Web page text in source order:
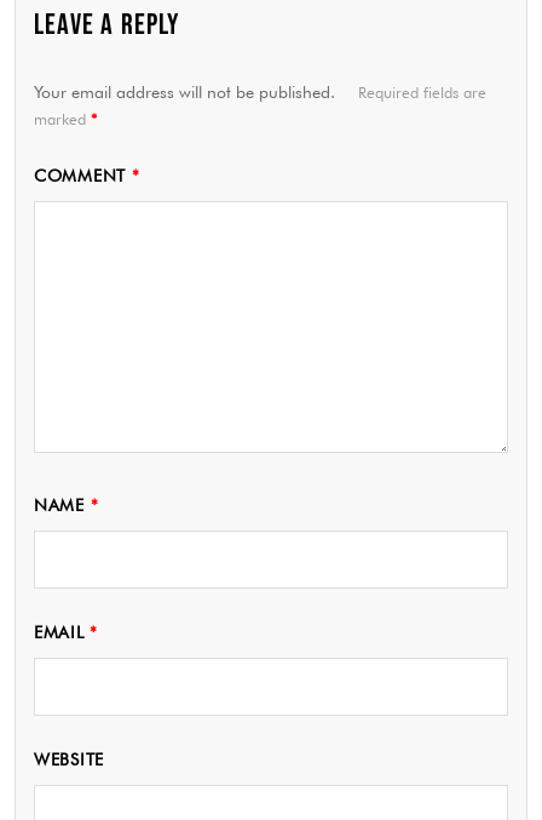
LEAVE A REPLY
Your email address will not be published.
Required fields are
marked *
COMMENT *
NAME *
EMAIL*
WEBSITE